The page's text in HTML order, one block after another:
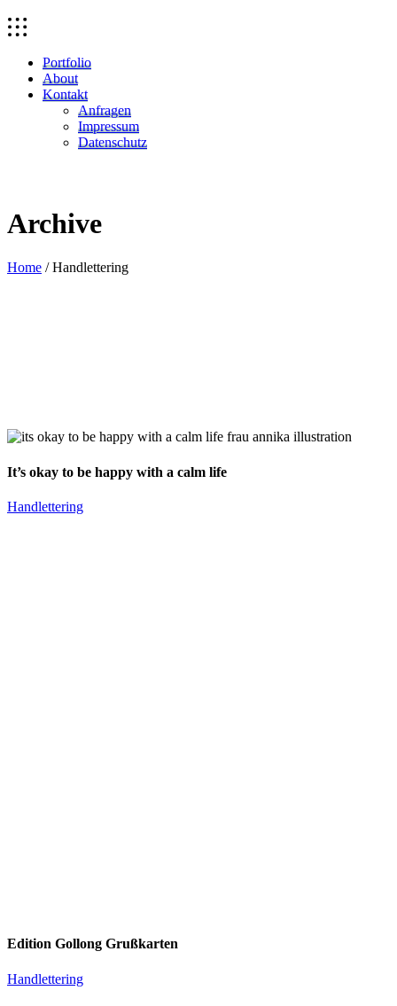
Portfolio
About
Kontakt
Anfragen
Impressum
Datenschutz
Archive
Home /Handlettering
It’s okay to be happy with a calm life
Handlettering
Edition Gollong Grußkarten
Handlettering